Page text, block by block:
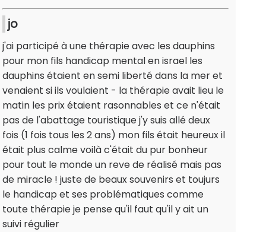
jo
j'ai participé à une thérapie avec les dauphins
pour mon fils handicap mental en israel les
dauphins étaient en semi liberté dans la mer et
venaient si ils voulaient - la thérapie avait lieu le
matin les prix étaient rasonnables et ce n'était
pas de l'abattage touristique j'y suis allé deux
fois (1 fois tous les 2 ans) mon fils était heureux il
était plus calme voilà c'était du pur bonheur
pour tout le monde un reve de réalisé mais pas
de miracle ! juste de beaux souvenirs et toujurs
le handicap et ses problématiques comme
toute thérapie je pense qu'il faut qu'il y ait un
suivi régulier